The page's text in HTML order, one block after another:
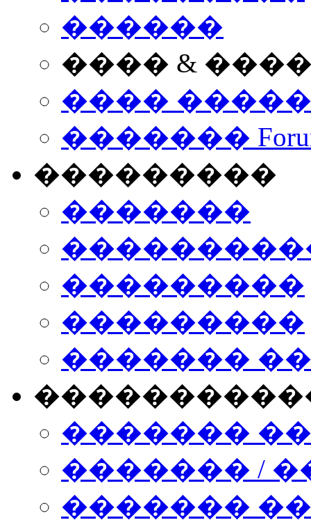
������
���� &
����
�������
���������
�������
���������
���������
�������
�������
������� /
�������